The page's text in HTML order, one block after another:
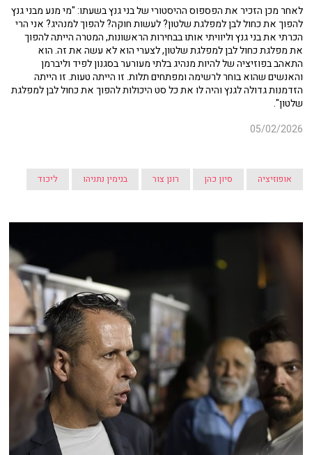
לאחר מכן הזכיר את הפספוס ההיסטורי של בני גנץ בשעתו: "מי מנע מבני גנץ
להפוך את כחול לבן למפלגת שלטון? לעשות חוקה? להפוך למנהיג? אני הרי
הכרתי את בני גנץ וליוויתי אותו בבחירות הראשונות, המטרה הייתה להפוך
את מפלגת כחול לבן למפלגת שלטון, לצערי הוא לא עשה את זה. הוא
התאהב בפוזיציה של להיות מנהיג בלתי מעורער בסגנון לפיד וליברמן
והאנשים שהוא בוחר לרשימה ומפתחים תלות. זו הייתה טעות. זו הייתה
הזדמנות גדולה לגנץ והיה לו את כל סט היכולות להפוך את כחול לבן למפלגת
שלטון".
05/02/2026
אופוזיציה סיון כהן רונן צור בנימין נתניהו ליכוד